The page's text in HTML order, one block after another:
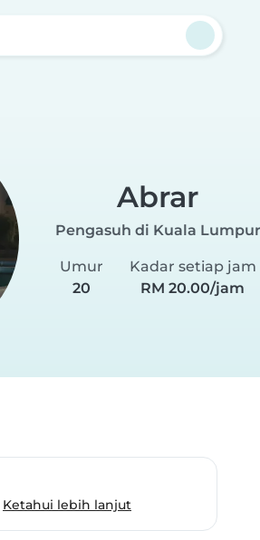
Abrar
Pengasuh di Kuala Lumpur
Umur
20
Kadar setiap jam
RM 20.00/jam
Ketahui lebih lanjut